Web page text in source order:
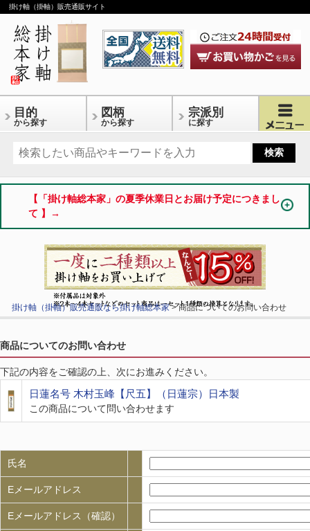
掛け軸（掛軸）販売通販サイト
目的
から探す
図柄
から探す
宗派別
に探す
【「掛け軸総本家」の夏季休業日とお届け予定につきまし
て 】→
掛け軸（掛軸）販売通販なら掛け軸総本家> 商品についてのお問い合わせ
商品についてのお問い合わせ
下記の内容をご確認の上、次にお進みください。
日蓮名号 木村玉峰【尺五】（日蓮宗）日本製
この商品について問い合わせます
氏名
Eメールアドレス
Eメールアドレス（確認）